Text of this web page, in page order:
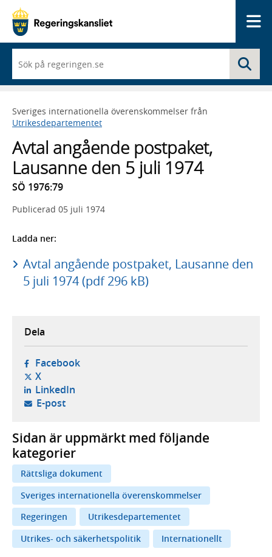
du
börjar
skriva
framträder
en
med
sökförslag
Sveriges internationella överenskommelser från
Utrikesdepartementet
Avtal angående postpaket,
Lausanne den 5 juli 1974
SÖ 1976:79
Publicerad 05 juli 1974
Ladda ner:
Avtal angående postpaket, Lausanne den
5 juli 1974 (pdf 296 kB)
Dela
Facebook- öppnas i ny flik, extern webbplats,
X- öppnas i ny flik, extern webbplats,
LinkedIn- öppnas i ny flik, extern webbplats,
E-post- öppnar din e-postklient,
Sidan är uppmärkt med följande
kategorier
Rättsliga dokument
Sveriges internationella överenskommelser
Regeringen
Utrikesdepartementet
Utrikes- och säkerhetspolitik
Internationellt